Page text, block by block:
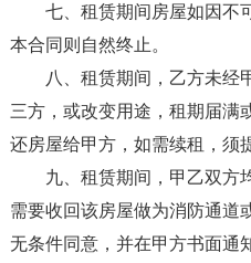
七、租赁期间房屋如因不
本合同则自然终止。
八、租赁期间，乙方未经
三方，或改变用途，租期届满
还房屋给甲方，如需续租，须
九、租赁期间，甲乙双方
需要收回该房屋做为消防通道
无条件同意，并在甲方书面通